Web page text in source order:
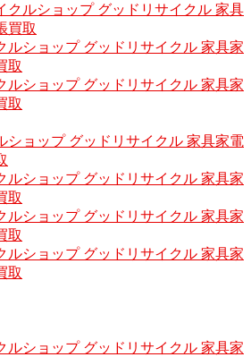
クルショップ グッドリサイクル 家具
買取
ルショップ グッドリサイクル 家具家
取
ルショップ グッドリサイクル 家具家
取
ショップ グッドリサイクル 家具家電
ルショップ グッドリサイクル 家具家
取
ルショップ グッドリサイクル 家具家
取
ルショップ グッドリサイクル 家具家
取
ルショップ グッドリサイクル 家具家